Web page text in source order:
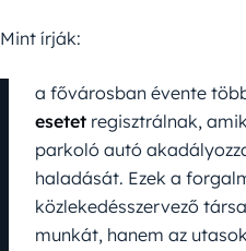
Mint írják:
a fővárosban évente
esetet regisztrálnak,
parkoló autó
haladását. Ezek a
közlekedésszervező
munkát, hanem az